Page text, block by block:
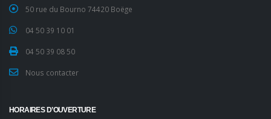
50 rue du Bourno 74420 Boëge
04 50 39 10 01
04 50 39 08 50
Nous contacter
HORAIRES D’OUVERTURE